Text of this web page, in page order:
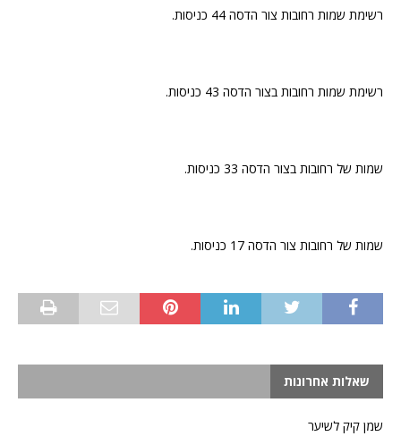
רשימת שמות רחובות צור הדסה 44 כניסות.
רשימת שמות רחובות בצור הדסה 43 כניסות.
שמות של רחובות בצור הדסה 33 כניסות.
שמות של רחובות צור הדסה 17 כניסות.
שאלות אחרונות
שמן קיק לשיער